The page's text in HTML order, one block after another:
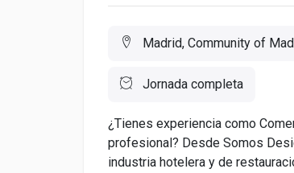
Madrid, Community of
Jornada completa
¿Tienes experiencia como
profesional? Desde Somos
industria hotelera y de